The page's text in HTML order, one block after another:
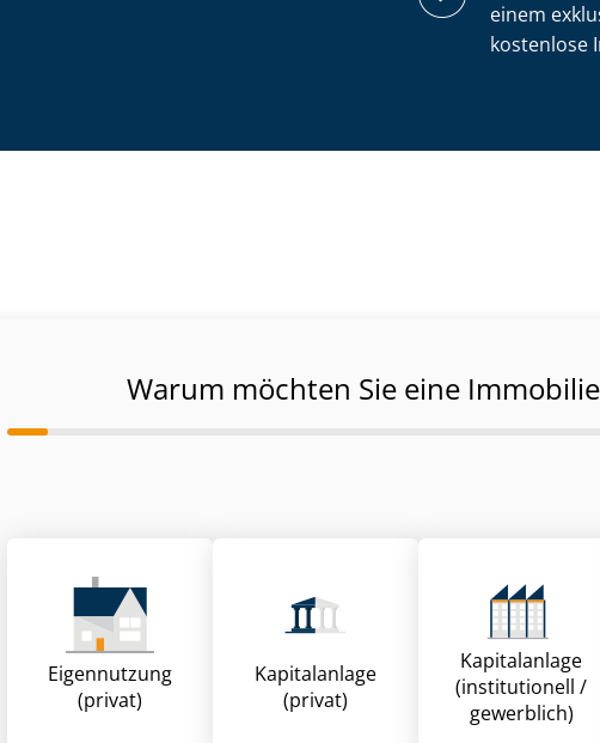
einem
kostenlose
Warum möchten Sie eine
Eigennutzung
(privat)
Kapitalanlage
(privat)
Kapitalanlage
(institutionell /
gewerblich)